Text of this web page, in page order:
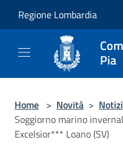
Regione Lombardia
Pia
Home > Novità >
Soggiorno marino
Excelsior*** Loano (SV)